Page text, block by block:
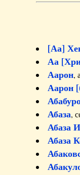
[Аа]
Аа
Аарон,
Аарон
Абаза,
Абаза
Абаза